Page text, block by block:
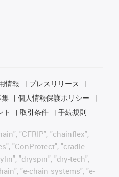
情報
プレスリリース
個人情報保護ポリシー
ト 取引条件 手続規則
"CFRIP", "chainflex",
"ConProtect", "cradle-
"dryspin", "dry-tech",
"e-chain systems", "e-